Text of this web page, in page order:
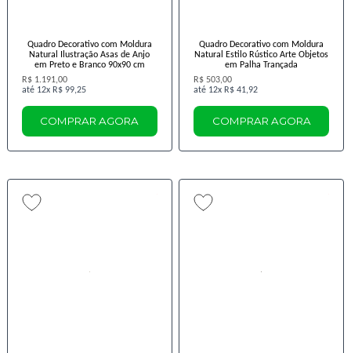
Quadro Decorativo com Moldura
Natural Ilustração Asas de Anjo
em Preto e Branco 90x90 cm
R$ 1.191,00
12x R$ 99,25
COMPRAR AGORA
Quadro Decorativo com Moldura
Natural Estilo Rústico Arte Objetos
em Palha Trançada
R$ 503,00
12x R$ 41,92
COMPRAR AGORA